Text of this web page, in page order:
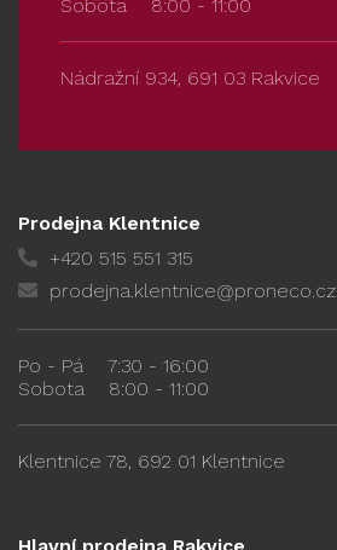
Sobota
8:00 - 11:00
Nádražní 934, 691 03 Rakvice
Prodejna Klentnice
+420 515 551 315
prodejna.klentnice@proneco.cz
Po - Pá
7:30 - 16:00
Sobota
8:00 - 11:00
Klentnice 78, 692 01 Klentnice
Hlavní prodejna Rakvice